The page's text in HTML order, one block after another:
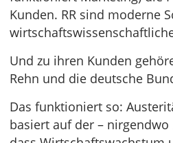
Kunden. RR sind moderne
Und zu ihren Kunden
Rehn und die deutsche
Das funktioniert so:
basiert auf der – nirgendwo